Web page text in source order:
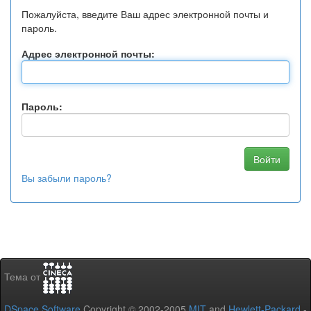
Пожалуйста, введите Ваш адрес электронной почты и
пароль.
Адрес электронной почты:
Пароль:
Вы забыли пароль?
Тема от